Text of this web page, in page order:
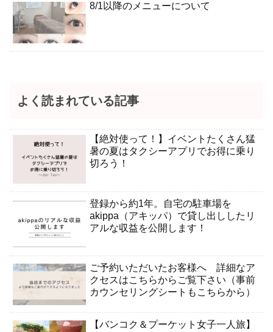
8/1以降のメニューについて
よく読まれている記事
【絶対使って！】イベントたくさん猛
暑の夏はタクシーアプリでお得に乗り
切ろう！
登録から約1年。自宅の駐車場を
akippa（アキッパ）で貸し出ししたリ
アルな収益を公開します！
ご予約いただいたお客様へ 詳細なア
クセスはこちらからご覧下さい（事前
カウンセリングシートもこちらから）
【バンコク＆プーケット女子一人旅】